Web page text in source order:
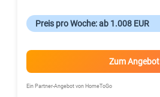
Preis pro Woche: ab 1.008 EUR
Zum Angebot
Ein Partner-Angebot von HomeToGo